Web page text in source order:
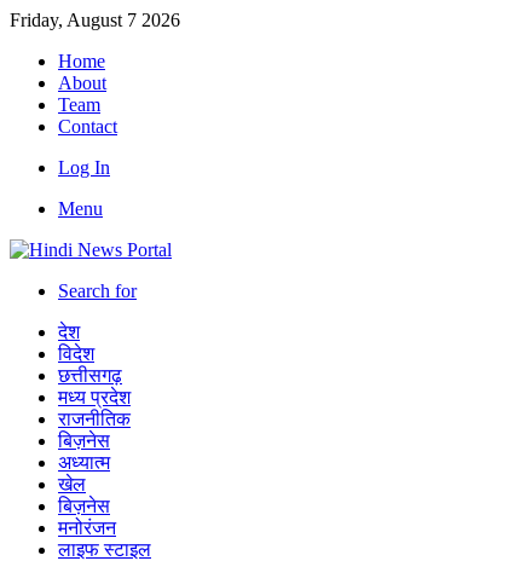
Friday, August 7 2026
Home
About
Team
Contact
Log In
Menu
Search for
देश
विदेश
छत्तीसगढ़
मध्य प्रदेश
राजनीतिक
बिज़नेस
अध्यात्म
खेल
बिज़नेस
मनोरंजन
लाइफ स्टाइल